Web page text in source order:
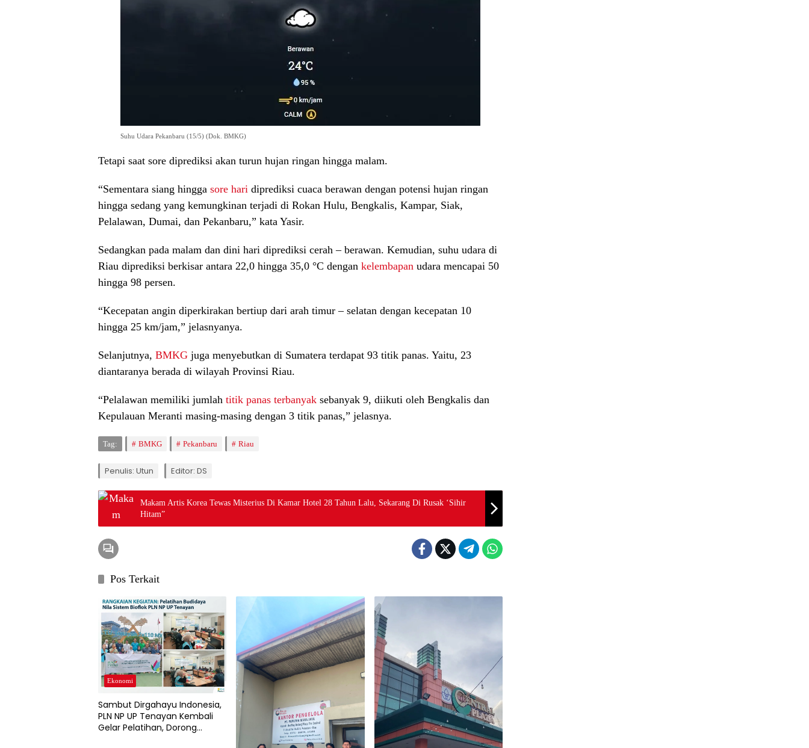
Suhu Udara Pekanbaru (15/5) (Dok. BMKG)
Tetapi saat sore diprediksi akan turun hujan ringan hingga malam.
“Sementara siang hingga sore hari diprediksi cuaca berawan dengan potensi hujan ringan
hingga sedang yang kemungkinan terjadi di Rokan Hulu, Bengkalis, Kampar, Siak,
Pelalawan, Dumai, dan Pekanbaru,” kata Yasir.
Sedangkan pada malam dan dini hari diprediksi cerah – berawan. Kemudian, suhu udara di
Riau diprediksi berkisar antara 22,0 hingga 35,0 °C dengan kelembapan udara mencapai 50
hingga 98 persen.
“Kecepatan angin diperkirakan bertiup dari arah timur – selatan dengan kecepatan 10
hingga 25 km/jam,” jelasnyanya.
Selanjutnya, BMKG juga menyebutkan di Sumatera terdapat 93 titik panas. Yaitu, 23
diantaranya berada di wilayah Provinsi Riau.
“Pelalawan memiliki jumlah titik panas terbanyak sebanyak 9, diikuti oleh Bengkalis dan
Kepulauan Meranti masing-masing dengan 3 titik panas,” jelasnya.
Tag: BMKG Pekanbaru Riau
Penulis: Utun Editor: DS
Makam Artis Korea Tewas Misterius Di Kamar Hotel 28 Tahun Lalu, Sekarang Di Rusak ‘Sihir
Hitam”
Pos Terkait
Ekonomi
Sambut Dirgahayu Indonesia,
PLN NP UP Tenayan Kembali
Gelar Pelatihan, Dorong